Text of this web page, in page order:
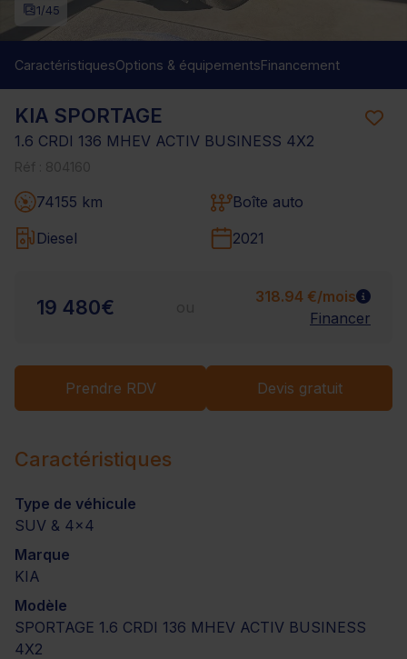
KIA SPORTAGE
1.6 CRDI 136 MHEV ACTIV BUSINESS 4X2
74155 km
Boîte auto
Diesel
2021
19 480€
318.94 €/mois
Financer
Prendre RDV Devis gratuit
1/45
CaractéristiquesOptions & équipementsFinancement
Caractéristiques
Type de véhicule
SUV & 4x4
Marque
KIA
Modèle
SPORTAGE 1.6 CRDI 136 MHEV ACTIV BUSINESS
4X2